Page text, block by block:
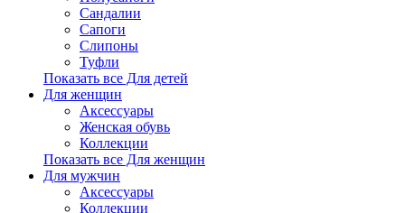
Сандалии
Сапоги
Слипоны
Туфли
Показать все Для детей
Для женщин
Аксессуары
Женская обувь
Коллекции
Показать все Для женщин
Для мужчин
Аксессуары
Коллекции